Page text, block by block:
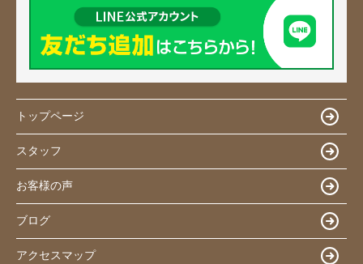
トップページ
スタッフ
お客様の声
ブログ
アクセスマップ